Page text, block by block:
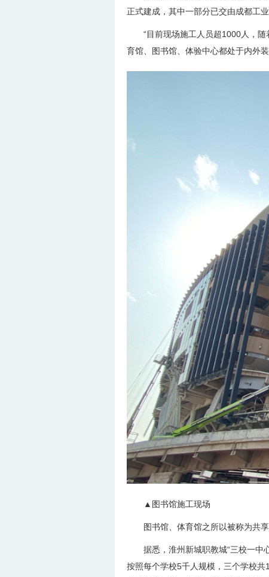
正式建成，其中一部分已交由成都工
“目前现场施工人员超1000人，
育馆、图书馆、体验中心都处于内外装
▲图书馆施工现场
图书馆、体育馆之所以被称为共
据悉，淮州新城职教城“三校一中
按照每个学校5千人规模，三个学校